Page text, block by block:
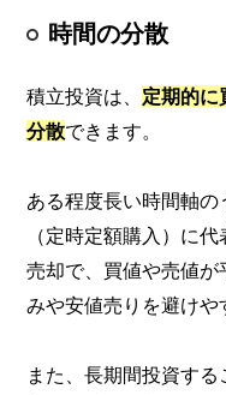
時間の分散
積立投資は、 定期的に
分散できます。
ある程度長い時間軸の
（定時定額購入）に
売却で、買値や売値
みや安値売りを避けや
また、長期間投資す